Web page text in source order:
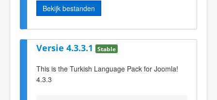
Bekijk bestanden
Versie 4.3.3.1 Stable
This is the Turkish Language Pack for Joomla!
4.3.3